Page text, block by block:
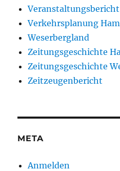
Veranstaltungsbericht
Verkehrsplanung
Weserbergland
Zeitungsgeschichte
Zeitungsgeschichte
Zeitzeugenbericht
META
Anmelden